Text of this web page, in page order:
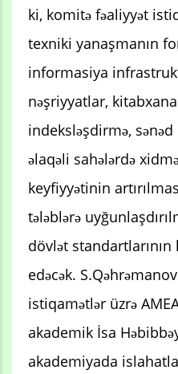
ki, komitə fəaliyyət
texniki yanaşmanın
informasiya
nəşriyyatlar,
indeksləşdirmə,
əlaqəli sahələrdə
keyfiyyətinin
tələblərə
dövlət standartlarının
edəcək.
istiqamətlər üzrə
akademik İsa
akademiyada